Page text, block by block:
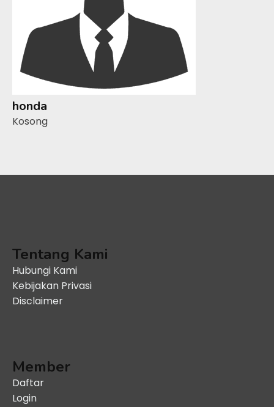
honda
Kosong
Tentang Kami
Hubungi Kami
Kebijakan Privasi
Disclaimer
Member
Daftar
Login